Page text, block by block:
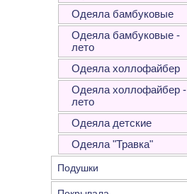
Одеяла бамбуковые
Одеяла бамбуковые -
лето
Одеяла холлофайбер
Одеяла холлофайбер -
лето
Одеяла детские
Одеяла "Травка"
Подушки